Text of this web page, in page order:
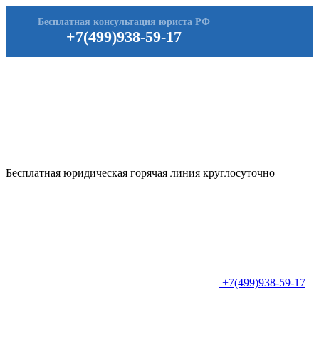
+7(499)938-59-17
Бесплатная консультация юриста РФ
Бесплатная юридическая горячая линия круглосуточно
+7(499)938-59-17